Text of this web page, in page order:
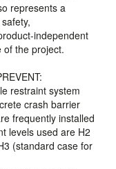
represents a
independent
of the project.
restraint system
crash barrier
frequently installed
levels used are H2
(standard case for